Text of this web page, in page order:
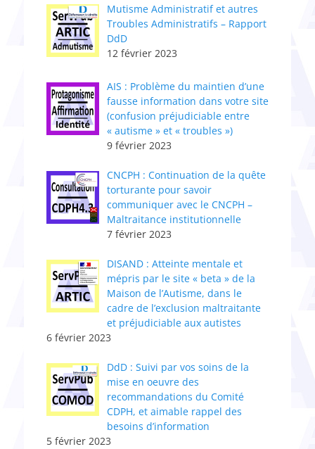
Mutisme Administratif et autres
Troubles Administratifs – Rapport
DdD
12 février 2023
AIS : Problème du maintien d’une
fausse information dans votre site
(confusion préjudiciable entre
« autisme » et « troubles »)
9 février 2023
CNCPH : ​Continuation de la quête
torturante pour savoir
communiquer avec le CNCPH –
Maltraitance institutionnelle
7 février 2023
DISAND : Atteinte mentale et
mépris par le site « beta » de la
Maison de l’Autisme, dans le
cadre de l’exclusion maltraitante
et préjudiciable aux autistes
6 février 2023
DdD : Suivi par vos soins de la
mise en oeuvre des
recommandations du Comité
CDPH, et aimable rappel des
besoins d’information
5 février 2023